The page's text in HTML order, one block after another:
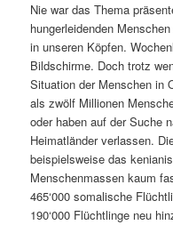
Nie war das Thema
hungerleidenden
in unseren Köpfen.
Bildschirme. Doch trotz
Situation der Menschen in
als zwölf Millionen
oder haben auf der Suche
Heimatländer verlassen.
beispielsweise das
Menschenmassen kaum
465‘000 somalische
190‘000 Flüchtlinge neu